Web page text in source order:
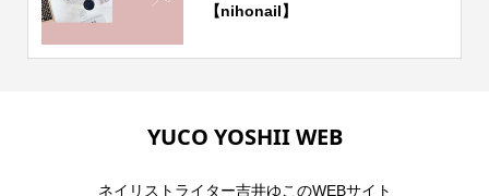
【nihonail】
YUCO YOSHII WEB
ネイリストライター吉井ゆこのWEBサイト